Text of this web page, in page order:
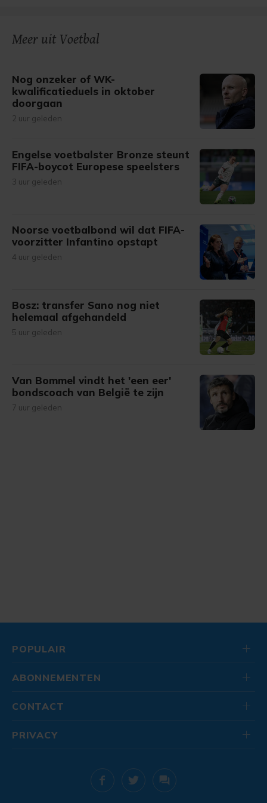
Meer uit Voetbal
Nog onzeker of WK-
kwalificatieduels in oktober
doorgaan
2 uur geleden
Engelse voetbalster Bronze steunt
FIFA-boycot Europese speelsters
3 uur geleden
Noorse voetbalbond wil dat FIFA-
voorzitter Infantino opstapt
4 uur geleden
Bosz: transfer Sano nog niet
helemaal afgehandeld
5 uur geleden
Van Bommel vindt het 'een eer'
bondscoach van België te zijn
7 uur geleden
POPULAIR
ABONNEMENTEN
CONTACT
PRIVACY